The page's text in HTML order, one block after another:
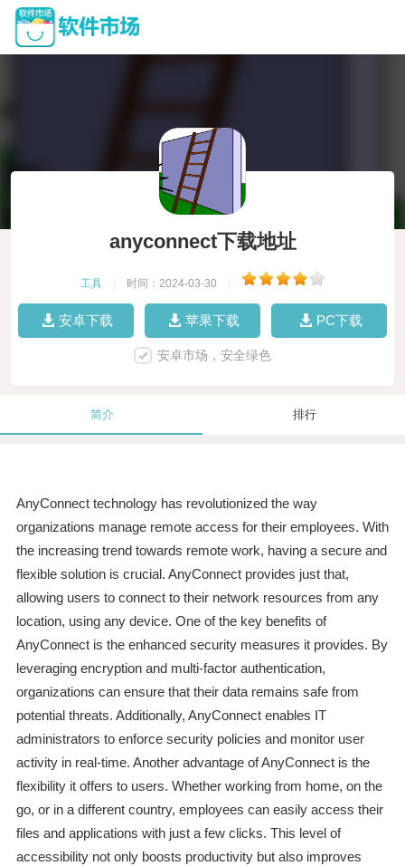
anyconnect下载地址
工具 时间：2024-03-30
安卓下载 苹果下载 PC下载
安卓市场，安全绿色
简介 排行
AnyConnect technology has revolutionized the way
organizations manage remote access for their employees. With
the increasing trend towards remote work, having a secure and
flexible solution is crucial. AnyConnect provides just that,
allowing users to connect to their network resources from any
location, using any device. One of the key benefits of
AnyConnect is the enhanced security measures it provides. By
leveraging encryption and multi-factor authentication,
organizations can ensure that their data remains safe from
potential threats. Additionally, AnyConnect enables IT
administrators to enforce security policies and monitor user
activity in real-time. Another advantage of AnyConnect is the
flexibility it offers to users. Whether working from home, on the
go, or in a different country, employees can easily access their
files and applications with just a few clicks. This level of
accessibility not only boosts productivity but also improves